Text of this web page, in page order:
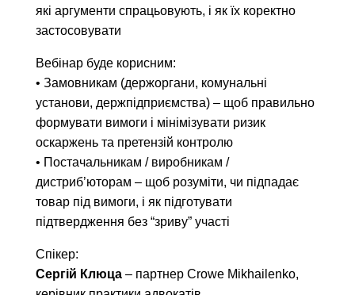
які аргументи спрацьовують, і як їх коректно
застосовувати
Вебінар буде корисним:
• Замовникам (держоргани, комунальні
установи, держпідприємства) – щоб правильно
формувати вимоги і мінімізувати ризик
оскаржень та претензій контролю
• Постачальникам / виробникам /
дистриб’юторам – щоб розуміти, чи підпадає
товар під вимоги, і як підготувати
підтвердження без “зриву” участі
Спікер:
Сергій Клюца– партнер Crowe Mikhailenko,